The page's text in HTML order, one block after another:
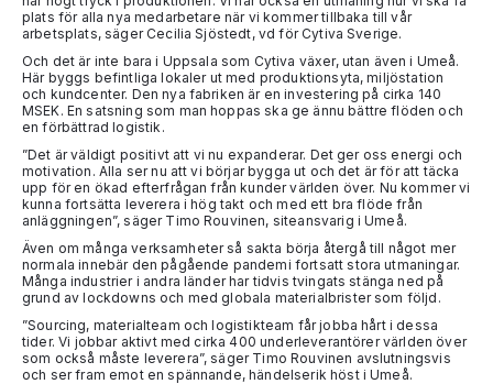
plats för alla nya medarbetare när vi kommer tillbaka till vår
arbetsplats, säger Cecilia Sjöstedt, vd för Cytiva Sverige.
Och det är inte bara i Uppsala som Cytiva växer, utan även i Umeå.
Här byggs befintliga lokaler ut med produktionsyta, miljöstation
och kundcenter. Den nya fabriken är en investering på cirka 140
MSEK. En satsning som man hoppas ska ge ännu bättre flöden och
en förbättrad logistik.
”Det är väldigt positivt att vi nu expanderar. Det ger oss energi och
motivation. Alla ser nu att vi börjar bygga ut och det är för att täcka
upp för en ökad efterfrågan från kunder världen över. Nu kommer vi
kunna fortsätta leverera i hög takt och med ett bra flöde från
anläggningen”, säger Timo Rouvinen, siteansvarig i Umeå.
Även om många verksamheter så sakta börja återgå till något mer
normala innebär den pågående pandemi fortsatt stora utmaningar.
Många industrier i andra länder har tidvis tvingats stänga ned på
grund av lockdowns och med globala materialbrister som följd.
”Sourcing, materialteam och logistikteam får jobba hårt i dessa
tider. Vi jobbar aktivt med cirka 400 underleverantörer världen över
som också måste leverera”, säger Timo Rouvinen avslutningsvis
och ser fram emot en spännande, händelserik höst i Umeå.